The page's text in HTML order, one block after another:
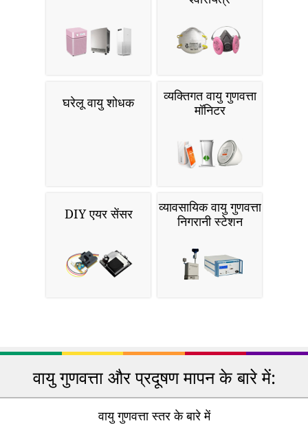
घरेलू वायु शोधक
व्यक्तिगत वायु गुणवत्ता
मॉनिटर
DIY एयर सेंसर
व्यावसायिक वायु गुणवत्ता
निगरानी स्टेशन
वायु गुणवत्ता और प्रदूषण मापन के बारे में:
वायु गुणवत्ता स्तर के बारे में